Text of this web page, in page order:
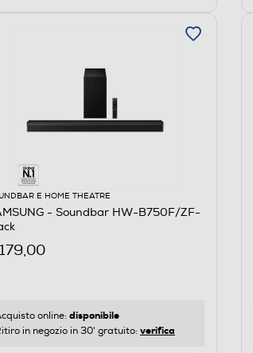
E HOME THEATRE
- Soundbar HW-B750F/ZF-
online: disponibile
in negozio in 30' gratuito: verifica